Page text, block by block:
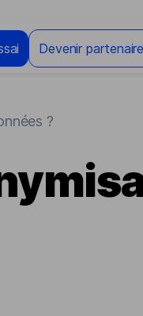
Devenir partenaire
?